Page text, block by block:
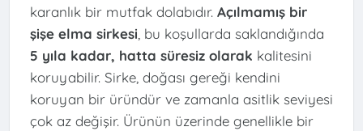
karanlık bir mutfak dolabıdır. Açılmamış bir
şişe elma sirkesi, bu koşullarda saklandığında
5 yıla kadar, hatta süresiz olarak kalitesini
koruyabilir. Sirke, doğası gereği kendini
koruyan bir üründür ve zamanla asitlik seviyesi
çok az değişir. Ürünün üzerinde genellikle bir